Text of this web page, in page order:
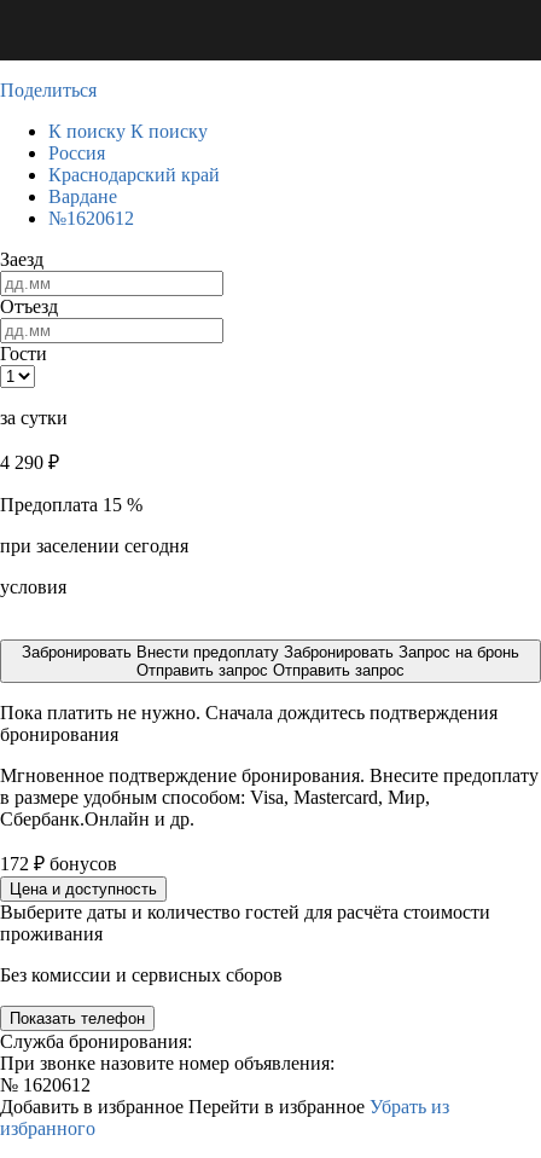
Поделиться
К поиску К поиску
Россия
Краснодарский край
Вардане
№1620612
Заезд
Отъезд
Гости
за сутки
4 290 ₽
Предоплата 15 %
при заселении сегодня
условия
Забронировать Внести предоплату Забронировать Запрос на бронь
Отправить запрос Отправить запрос
Пока платить не нужно. Сначала дождитесь подтверждения
бронирования
Мгновенное подтверждение бронирования. Внесите предоплату
в размере удобным способом: Visa, Mastercard, Мир,
Сбербанк.Онлайн и др.
172 ₽ бонусов
Цена и доступность
Выберите даты и количество гостей для расчёта стоимости
проживания
Без комиссии и сервисных сборов
Показать телефон
Служба бронирования:
При звонке назовите номер объявления:
№ 1620612
Добавить в избранное Перейти в избранное Убрать из
избранного